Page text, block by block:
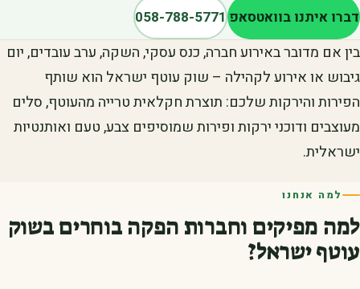
דברו איתנו בוואטסאפ058-788-5771
בין אם מדובר באירוע חברה, כנס עסקי, השקה, ערב עובדים, יום
גיבוש או אירוע לקהילה – שוק עוטף ישראל הוא שותף
הפירות והירקות שלכם: תוצרת חקלאית טרייה מהעוטף, סלים
מעוצבים ודוכני ירקות ופירות שמוסיפים צבע, טעם ואותנטיות
ישראלית.
למה אנחנו
למה מפיקים וחברות הפקה בוחרים בשוק
עוטף ישראל?